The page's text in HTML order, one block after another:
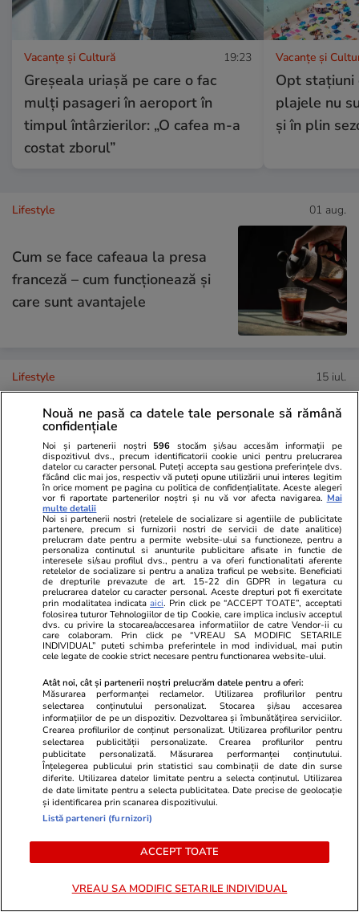
Vacanțe și Cultură 19:23
Greșeala uriașă pe care o fac
mulți pasageri în aeroport în
timpul întârzierilor: „O cafea m-a
costat zborul”
Vacanțe și
Opt stațiuni
plajele nu
și în plin
Lifestyle 01 aug.
Cum se face cafeaua la presa
franceză – cum funcționează și
care sunt avantajele
Lifestyle 15 iul.
Combinaţii răcoritoare de apă
cu fructe şi plante aromatice
pentru vară
Lifestyle 01 aug.
Cum coci vinetele la bloc, fără
să umpli casa de fum
Lifestyle 28 iul.
Câte calorii are pepenele roșu –
beneficii și contraindicații
Nouă ne pasă ca datele tale personale să rămână
confidențiale
Noi și partenerii noștri 596 stocăm și/sau accesăm informații pe
dispozitivul dvs., precum identificatorii cookie unici pentru prelucrarea
datelor cu caracter personal. Puteți accepta sau gestiona preferințele dvs.
făcând clic mai jos, respectiv vă puteți opune utilizării unui interes legitim
în orice moment pe pagina cu politica de confidențialitate. Aceste alegeri
vor fi raportate partenerilor noștri și nu vă vor afecta navigarea. Mai
multe detalii
Noi si partenerii nostri (retelele de socializare si agentiile de publicitate
partenere, precum si furnizorii nostri de servicii de date analitice)
prelucram date pentru a permite website-ului sa functioneze, pentru a
personaliza continutul si anunturile publicitare afisate in functie de
interesele si/sau profilul dvs., pentru a va oferi functionalitati aferente
retelelor de socializare si pentru a analiza traficul pe website. Beneficiati
de drepturile prevazute de art. 15-22 din GDPR in legatura cu
prelucrarea datelor cu caracter personal. Aceste drepturi pot fi exercitate
prin modalitatea indicataaici. Prin click pe “ACCEPT TOATE”, acceptati
folosirea tuturor Tehnologiilor de tip Cookie, care implica inclusiv acceptul
dvs. cu privire la stocarea/accesarea informatiilor de catre Vendor-ii cu
care colaboram. Prin click pe “VREAU SA MODIFIC SETARILE
INDIVIDUAL” puteti schimba preferintele in mod individual, mai putin
cele legate de cookie strict necesare pentru functionarea website-ului.
Atât noi, cât și partenerii noștri prelucrăm datele pentru a oferi:
Măsurarea performanței reclamelor. Utilizarea profilurilor pentru
selectarea conținutului personalizat. Stocarea și/sau accesarea
informațiilor de pe un dispozitiv. Dezvoltarea și îmbunătățirea serviciilor.
Crearea profilurilor de conținut personalizat. Utilizarea profilurilor pentru
selectarea publicității personalizate. Crearea profilurilor pentru
publicitate personalizată. Măsurarea performanței conținutului.
Înțelegerea publicului prin statistici sau combinații de date din surse
diferite. Utilizarea datelor limitate pentru a selecta conținutul. Utilizarea
de date limitate pentru a selecta publicitatea. Date precise de geolocație
și identificarea prin scanarea dispozitivului.
Listă parteneri (furnizori)
ACCEPT TOATE
VREAU SA MODIFIC SETARILE INDIVIDUAL